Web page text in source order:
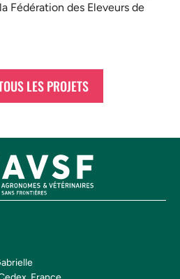
Fédération des Eleveurs de
LES PROJETS